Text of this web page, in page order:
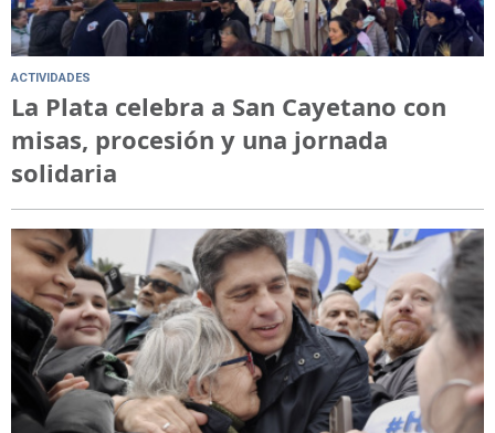
ACTIVIDADES
La Plata celebra a San Cayetano con
misas, procesión y una jornada
solidaria